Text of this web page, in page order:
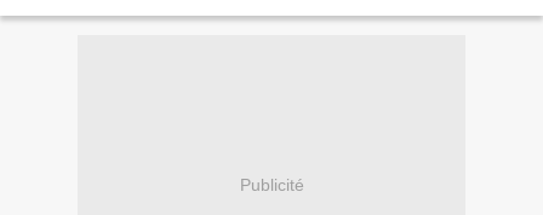
Publicité